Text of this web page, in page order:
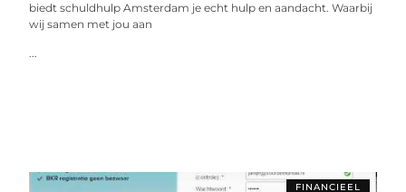
biedt schuldhulp Amsterdam je echt hulp en aandacht. Waarbij
wij samen met jou aan
...
FINANCIEEL